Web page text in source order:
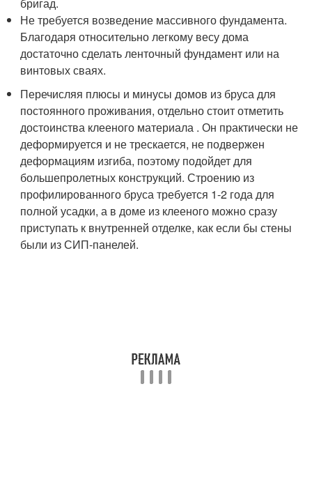
бригад.
Не требуется возведение массивного фундамента.
Благодаря относительно легкому весу дома
достаточно сделать ленточный фундамент или на
винтовых сваях.
Перечисляя плюсы и минусы домов из бруса для
постоянного проживания, отдельно стоит отметить
достоинства клееного материала . Он практически не
деформируется и не трескается, не подвержен
деформациям изгиба, поэтому подойдет для
большепролетных конструкций. Строению из
профилированного бруса требуется 1-2 года для
полной усадки, а в доме из клееного можно сразу
приступать к внутренней отделке, как если бы стены
были из СИП-панелей.